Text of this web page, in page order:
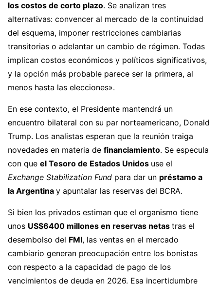
los costos de corto plazo. Se analizan tres
alternativas: convencer al mercado de la continuidad
del esquema, imponer restricciones cambiarias
transitorias o adelantar un cambio de régimen. Todas
implican costos económicos y políticos significativos,
y la opción más probable parece ser la primera, al
menos hasta las elecciones».
En ese contexto, el Presidente mantendrá un
encuentro bilateral con su par norteamericano, Donald
Trump. Los analistas esperan que la reunión traiga
novedades en materia de financiamiento. Se especula
con que el Tesoro de Estados Unidos use el
Exchange Stabilization Fund para dar un préstamo a
la Argentina y apuntalar las reservas del BCRA.
Si bien los privados estiman que el organismo tiene
unos US$6400 millones en reservas netas tras el
desembolso del FMI, las ventas en el mercado
cambiario generan preocupación entre los bonistas
con respecto a la capacidad de pago de los
vencimientos de deuda en 2026. Esa incertidumbre